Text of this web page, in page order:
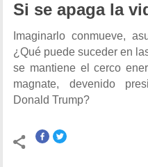
Si se apaga la
Imaginarlo conmueve,
¿Qué puede suceder en
se mantiene el cerco
magnate, devenido
Donald Trump?